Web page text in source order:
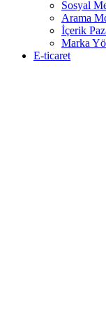
Sosyal
Arama
İçerik
Marka
E-ticaret